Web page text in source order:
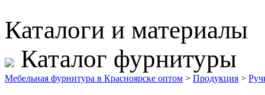
Каталоги и материалы
Каталог фурнитуры
Мебельная фурнитура в Красноярске оптом > Продукция >